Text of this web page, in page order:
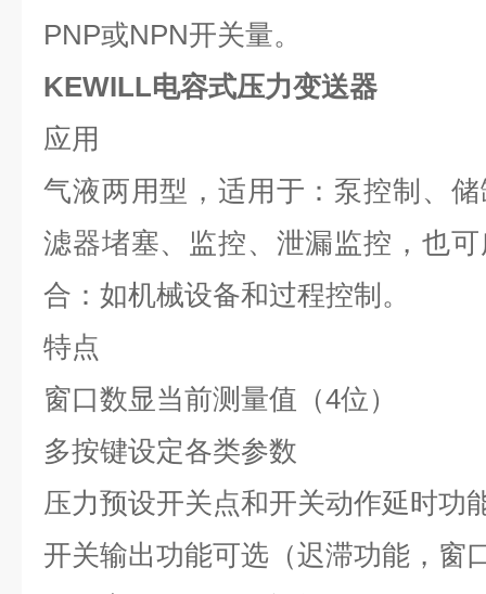
PNP或NPN开关量。
KEWILL电容式压力变送器
应用
气液两用型，适用于：泵控制、
滤器堵塞、监控、泄漏监控，也
合：如机械设备和过程控制。
特点
窗口数显当前测量值（4位）
多按键设定各类参数
压力预设开关点和开关动作延时功
开关输出功能可选（迟滞功能，窗